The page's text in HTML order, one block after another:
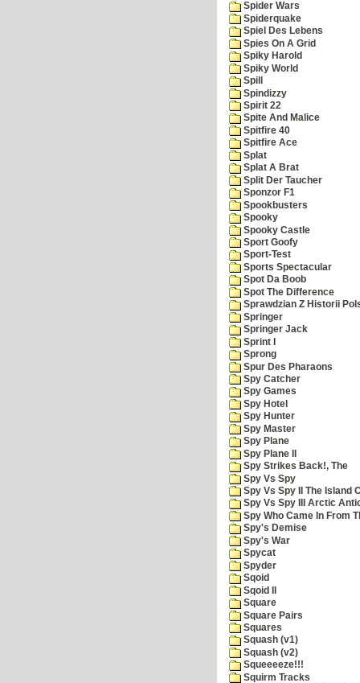
Spider Wars
Spiderquake
Spiel Des Lebens
Spies On A Grid
Spiky Harold
Spiky World
Spill
Spindizzy
Spirit 22
Spite And Malice
Spitfire 40
Spitfire Ace
Splat
Splat A Brat
Split Der Taucher
Sponzor F1
Spookbusters
Spooky
Spooky Castle
Sport Goofy
Sport-Test
Sports Spectacular
Spot Da Boob
Spot The Difference
Sprawdzian Z Historii
Springer
Springer Jack
Sprint I
Sprong
Spur Des Pharaons
Spy Catcher
Spy Games
Spy Hotel
Spy Hunter
Spy Master
Spy Plane
Spy Plane II
Spy Strikes Back!, The
Spy Vs Spy
Spy Vs Spy II The Island
Spy Vs Spy III Arctic
Spy Who Came In From
Spy's Demise
Spy's War
Spycat
Spyder
Sqoid
Sqoid II
Square
Square Pairs
Squares
Squash (v1)
Squash (v2)
Squeeeeze!!!
Squirm Tracks